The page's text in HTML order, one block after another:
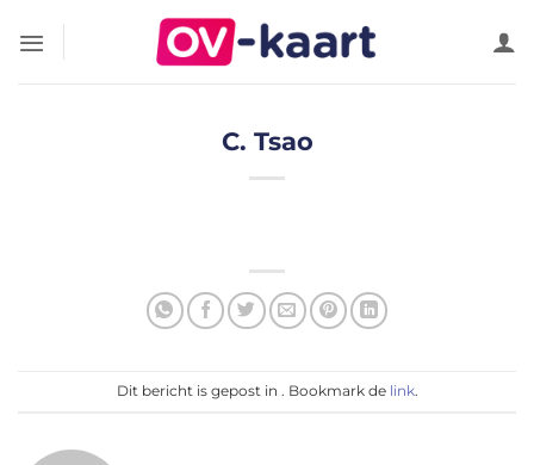
naar
C. Tsao
Dit bericht is gepost in . Bookmark de link.